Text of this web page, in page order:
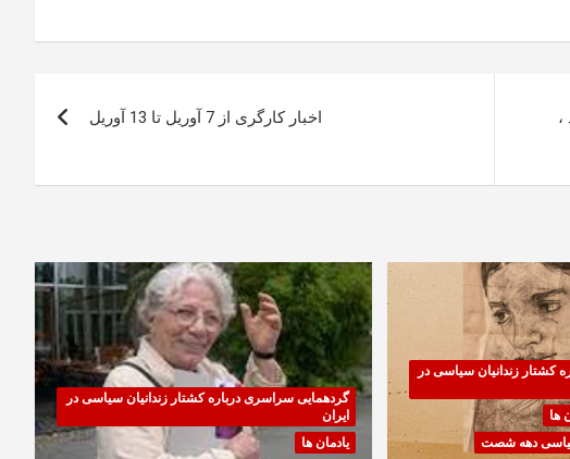
اخبار کارگری از 7 آوریل تا 13 آوریل
کشتار زندانیان سیاسی در
ها
سیاسی دهه شصت
گردهمایی سراسری درباره کشتار زندانیان سیاسی در
ایران
یادمان ها